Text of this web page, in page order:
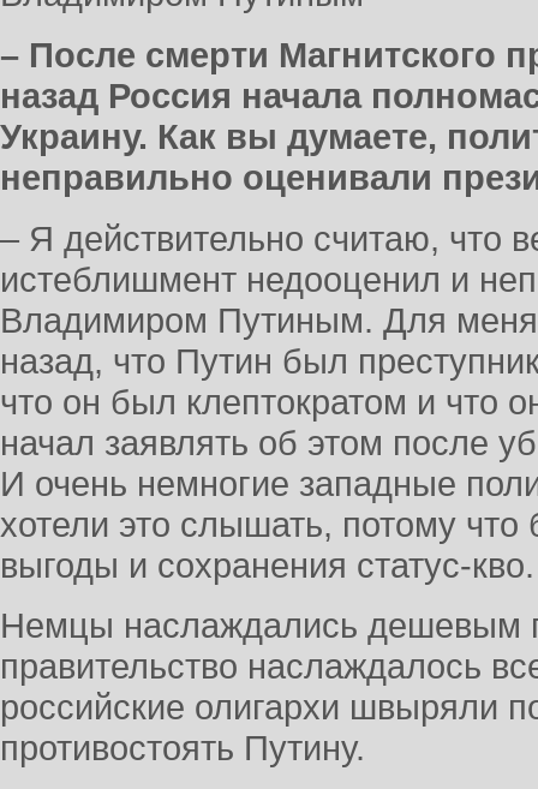
– После смерти Магнитского
назад Россия начала
Украину. Как вы думаете,
неправильно оценивали
– Я действительно считаю, что
истеблишмент недооценил и
Владимиром Путиным. Для
назад, что Путин был
что он был клептократом и что
начал заявлять об этом после
И очень немногие западные
хотели это слышать, потому
выгоды и сохранения статус-кво.
Немцы наслаждались дешевым
правительство наслаждалось
российские олигархи швыряли
противостоять Путину.